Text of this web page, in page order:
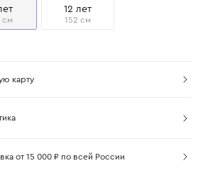
см
12 лет
152 см
карту
от 15 000 ₽ по всей России